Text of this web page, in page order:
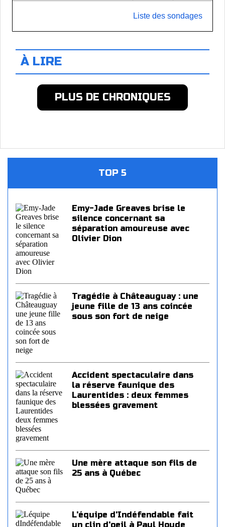
Liste des sondages
À LIRE
PLUS DE CHRONIQUES
TOP 5
Emy-Jade Greaves brise le
silence concernant sa
séparation amoureuse avec
Olivier Dion
Tragédie à Châteauguay : une
jeune fille de 13 ans coincée
sous son fort de neige
Accident spectaculaire dans
la réserve faunique des
Laurentides : deux femmes
blessées gravement
Une mère attaque son fils de
25 ans à Québec
L'équipe d'Indéfendable fait
un clin d'oeil à Paul Houde